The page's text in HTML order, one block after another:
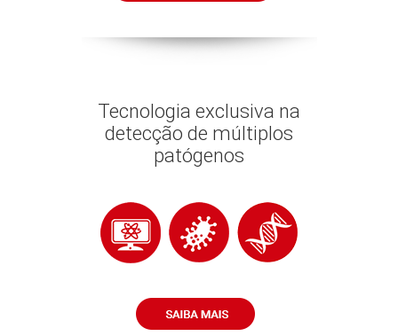
Tecnologia exclusiva na
detecção de múltiplos
patógenos